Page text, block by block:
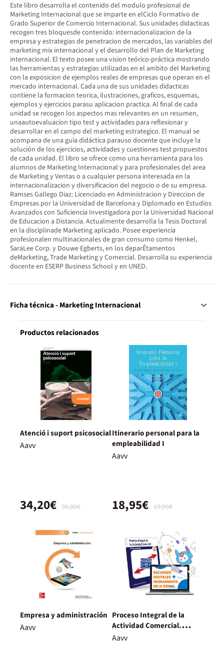
Este libro desarrolla el contenido del modulo profesional de
Marketing Internacional que se imparte en elCiclo Formativo de
Grado Superior de Comercio Internacional. Sus unidades didacticas
recogen tres bloquesde contenido: internacionalizacion de la
empresa y estrategias de penetracion de mercados, las variables del
marketing mix internacional y el desarrollo del Plan de Marketing
internacional. El texto posee una vision teórico-práctica mostrando
las herramientas y estrategias utilizadas en el ambito del Marketing
con la exposicion de ejemplos reales de empresas que operan en el
mercado internacional. Cada una de sus unidades didacticas
contiene la formacion teorica, ilustraciones, graficos, esquemas,
ejemplos y ejercicios parasu aplicacion practica. Al final de cada
unidad se recogen los aspectos mas relevantes en un resumen,
unaautoevaluacion tipo test y actividades para reflexionar y
desarrollar en el campo del marketing estrategico. El manual se
acompana de una guía didáctica parauso docente que incluye la
solución de los ejercicios, actividades y cuestiones test propuestos
de cada unidad. El libro se ofrece como una herramienta para los
alumnos de Marketing Internacional y para profesionales del area
de Marketing y Ventas o a cualquier persona interesada en la
internacionalizacion y diversificacion del negocio o de su empresa.
Ramses Gallego Diaz: Licenciado en Administracion y Direccion de
Empresas por la Universidad de Barcelona y Diplomado en Estudios
Avanzados con Suficiencia Investigadora por la Universidad Nacional
de Educacion a Distancia. Actualmente desarrolla la Tesis Doctoral
en la disciplinade Marketing aplicado. Posee experiencia
profesionalen multinacionales de gran consumo como Henkel,
SaraLee Corp. y Douwe Egberts, en los deparÊtamentos
deMarketing, Trade Marketing y Comercial. Desarrolla su experiencia
docente en ESERP Business School y en UNED.
Ficha técnica - Marketing Internacional
Productos relacionados
Atenció i suport psicosocial
Aavv
36,00€
34,20€
Itinerario personal para la
empleabilidad I
Aavv
19,95€
18,95€
Empresa y administración
Aavv
Proceso Integral de la
Actividad Comercial.
Nueva Edición.
Aavv